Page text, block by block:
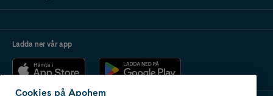
Ladda ner vår app
Cookies på Apohem